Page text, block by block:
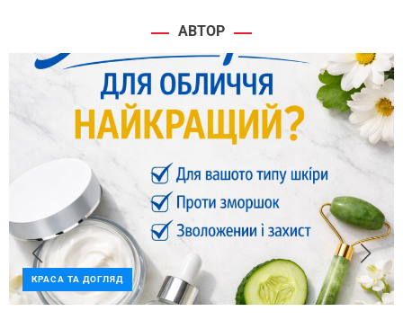
АВТОР
КРАСА ТА ДОГЛЯД